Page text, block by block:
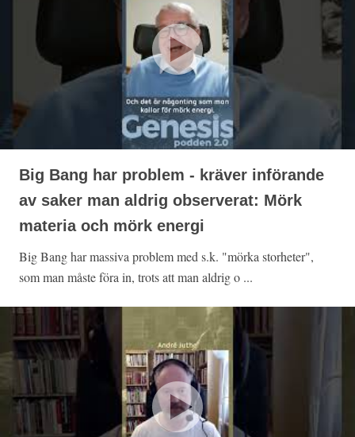
Big Bang har problem - kräver införande
av saker man aldrig observerat: Mörk
materia och mörk energi
Big Bang har massiva problem med s.k. "mörka storheter",
som man måste föra in, trots att man aldrig o ...